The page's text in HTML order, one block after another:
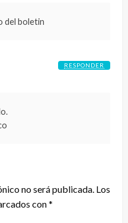
del boletin
RESPONDER
no será publicada. Los
con*